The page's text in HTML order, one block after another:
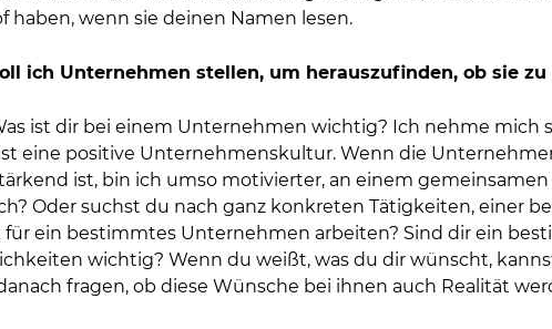
haben, wenn sie deinen Namen lesen.
ich Unternehmen stellen, um herauszufinden, ob sie zu
ist dir bei einem Unternehmen wichtig? Ich nehme mich
eine positive Unternehmenskultur. Wenn die
ist, bin ich umso motivierter, an einem gemeinsamen
Oder suchst du nach ganz konkreten Tätigkeiten, einer
ein bestimmtes Unternehmen arbeiten? Sind dir ein
wichtig? Wenn du weißt, was du dir wünscht,
fragen, ob diese Wünsche bei ihnen auch Realität